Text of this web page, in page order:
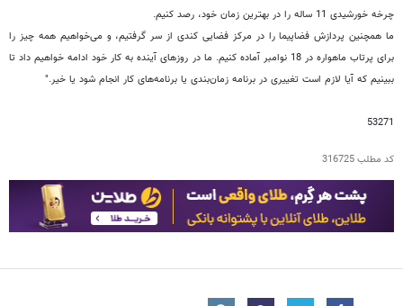
چرخه خورشیدی 11 ساله را در بهترین زمان خود، رصد کنیم.
ما همچنین پردازش فضاپیما را در مرکز فضایی کندی از سر گرفتیم، و می‌خواهیم همه چیز را
برای پرتاب ماهواره در 18 نوامبر آماده کنیم. ما در روزهای آینده به کار خود ادامه خواهیم داد تا
ببینیم که آیا لازم است تغییری در برنامه زمان‌بندی یا برنامه‌های کار انجام شود یا خیر."
53271
کد مطلب316725